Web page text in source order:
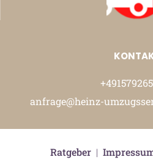
anfrage@heinz-
Ratgeber|